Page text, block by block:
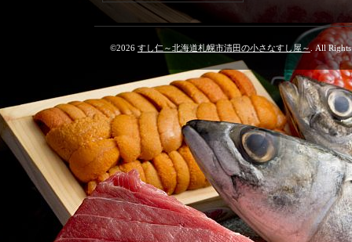
©2026 すし仁～北海道札幌市清田の小さなすし屋～ . All